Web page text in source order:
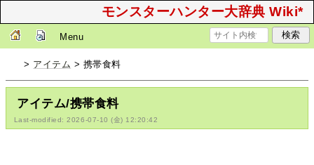
モンスターハンター大辞典 Wiki*
Menu
> アイテム > 携帯食料
アイテム/携帯食料
Last-modified: 2026-07-10 (金) 12:20:42